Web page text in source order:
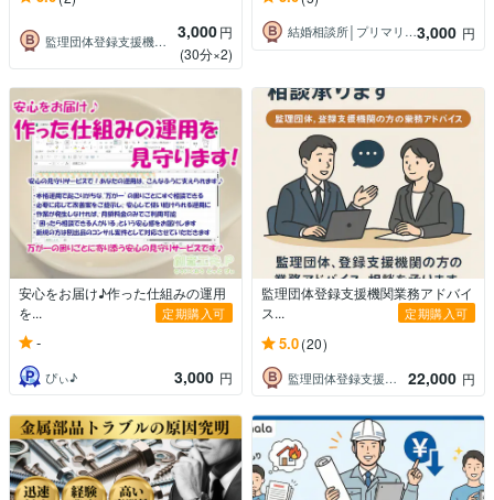
監理団体登録支援機関業務サポート 3,000円
(30分×2)
結婚相談所│プリマリエ鹿児島3,000 円
安心をお届け♪作った仕組みの運用
を...
定期購入可
-
ぴぃ♪ 3,000 円
監理団体登録支援機関業務アドバイ
ス...
定期購入可
5.0(20)
監理団体登録支援機関業務サポート 22,000 円